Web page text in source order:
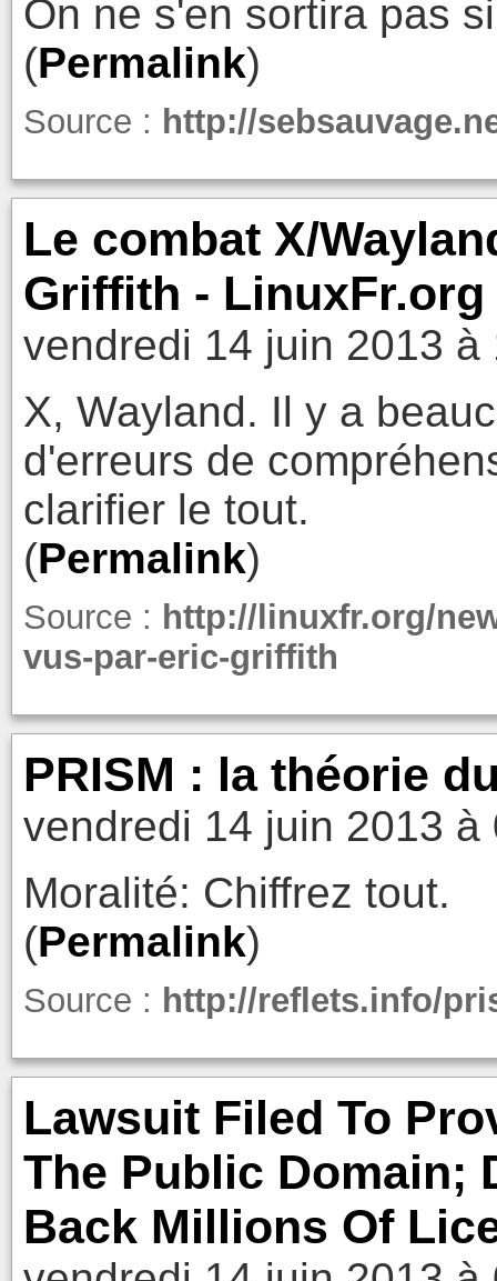
On ne s'en sortira pas
(Permalink)
Source : http://
Le combat X/
Griffith - LinuxFr.org
vendredi 14 juin 2013 à
X, Wayland. Il y a
d'erreurs de
clarifier le tout.
(Permalink)
Source : http://linuxfr.org/
vus-par-eric-griffith
PRISM : la théorie
vendredi 14 juin 2013 à
Moralité: Chiffrez tout.
(Permalink)
Source : http://reflets.info/
Lawsuit Filed To
The Public Domain;
Back Millions Of